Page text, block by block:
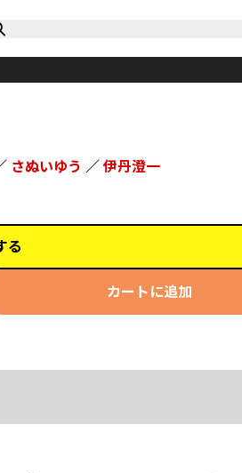
さぬいゆう ／ 伊丹澄一
る
カートに追加